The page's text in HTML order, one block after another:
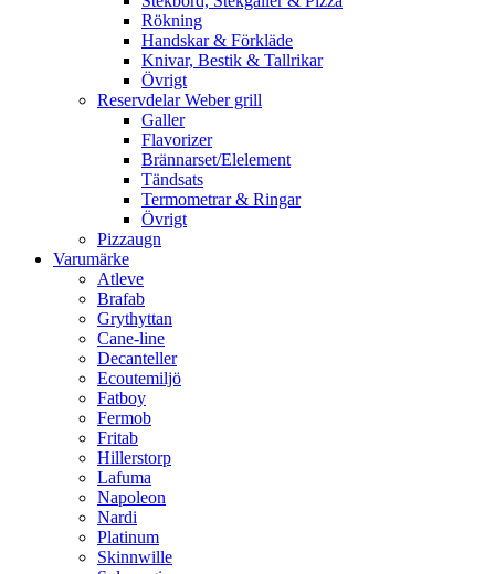
Rökning
Handskar & Förkläde
Knivar, Bestik & Tallrikar
Övrigt
Reservdelar Weber grill
Galler
Flavorizer
Brännarset/Elelement
Tändsats
Termometrar & Ringar
Övrigt
Pizzaugn
Varumärke
Atleve
Brafab
Grythyttan
Cane-line
Decanteller
Ecoutemiljö
Fatboy
Fermob
Fritab
Hillerstorp
Lafuma
Napoleon
Nardi
Platinum
Skinnwille